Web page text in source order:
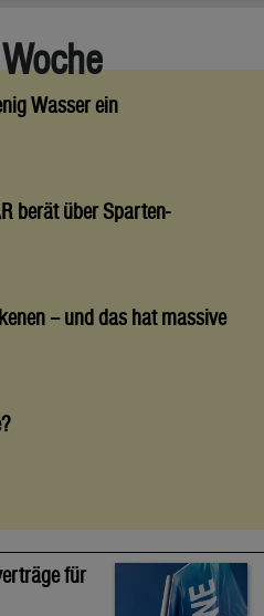
Wasser ein
berät über Sparten-
– und das hat massive
für